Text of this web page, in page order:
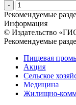
Рекомендуемые
Информация
© Издательство
Рекомендуемые
Пищевая
Акция
Сельское
Медицина
Жилищно-